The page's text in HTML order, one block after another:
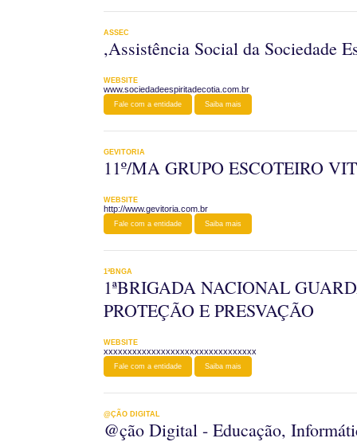
ASSEC
,Assistência Social da Sociedade
WEBSITE
www.sociedadeespiritadecotia.com.br
Fale com a entidade Saiba mais
GEVITORIA
11º/MA GRUPO ESCOTEIRO
WEBSITE
http://www.gevitoria.com.br
Fale com a entidade Saiba mais
1ªBNGA
1ªBRIGADA NACIONAL
PROTEÇÃO E PRESVAÇÃO
WEBSITE
xxxxxxxxxxxxxxxxxxxxxxxxxxxxxxxx
Fale com a entidade Saiba mais
@ÇÃO DIGITAL
@ção Digital - Educação,